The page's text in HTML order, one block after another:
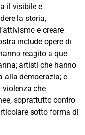
il visibile e
la storia,
e creare
include opere di
reagito a quel
artisti che hanno
alla democrazia; e
violenza che
soprattutto contro
sotto forma di